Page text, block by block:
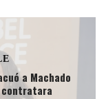
a Machado
contratara